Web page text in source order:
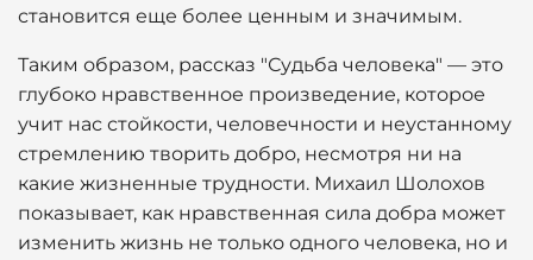
становится еще более ценным и значимым.
Таким образом, рассказ "Судьба человека" — это
глубоко нравственное произведение, которое
учит нас стойкости, человечности и неустанному
стремлению творить добро, несмотря ни на
какие жизненные трудности. Михаил Шолохов
показывает, как нравственная сила добра может
изменить жизнь не только одного человека, но и